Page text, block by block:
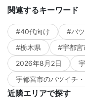
関連するキーワード
#40代向け #バ
#栃木県
#宇都宮
2026年8月2日
宇都宮市のバツイチ
近隣エリアで探す